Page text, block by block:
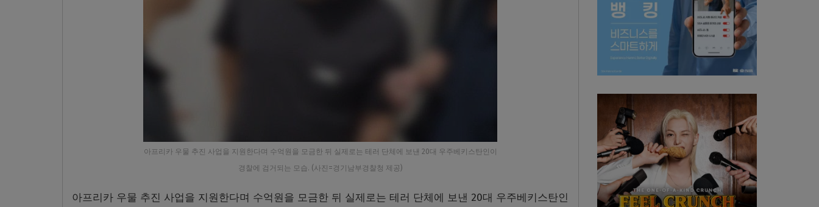
아프리카 우물 추진 사업을 지원한다며 수억원을 모금한 뒤 실제로는 테러 단체에 보낸 20대 우주베키스탄인이
경찰에 검거되는 모습. (사진=경기남부경찰청 제공)
아프리카 우물 추진 사업을 지원한다며 수억원을 모금한 뒤 실제로는 테러 단체에 보낸 20대 우주베키스탄인